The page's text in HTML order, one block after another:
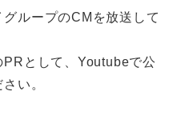
ループのCMを放送して
として、Youtubeで公
い。